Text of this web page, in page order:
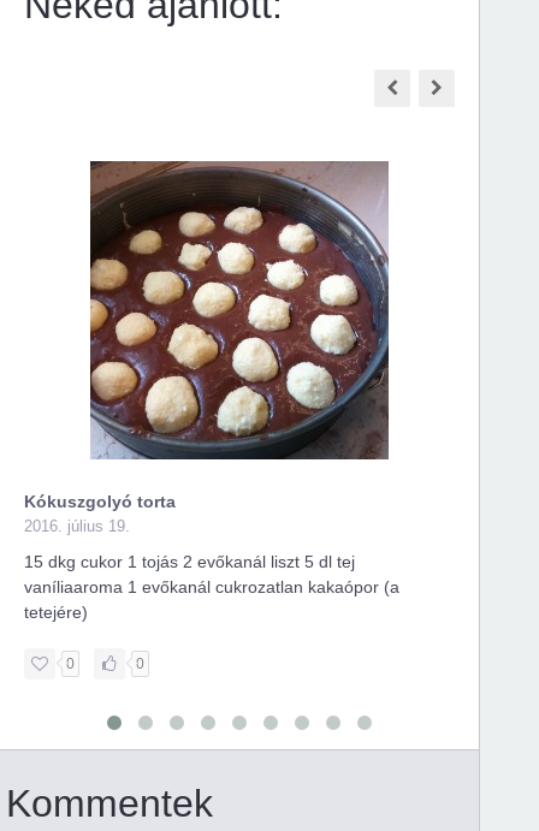
Kókuszgolyó torta
2016. július 19.
15 dkg cukor 1 tojás 2 evőkanál liszt 5 dl tej
vaníliaaroma 1 evőkanál cukrozatlan kakaópor (a
tetejére)
0 0
Kommentek